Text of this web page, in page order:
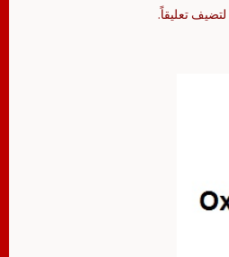
لتضيف تعليقاً.